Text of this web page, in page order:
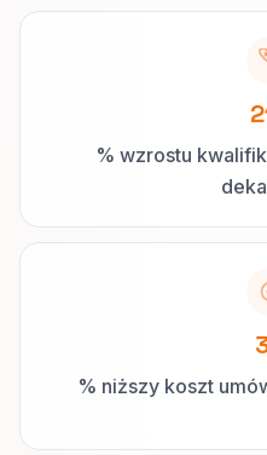
% wzrostu
% niższy koszt